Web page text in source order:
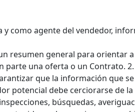
y como agente del vendedor,
resumen general para orientar
parte una oferta o un Contrato.
que la información que
potencial debe cerciorarse de la
búsquedas,